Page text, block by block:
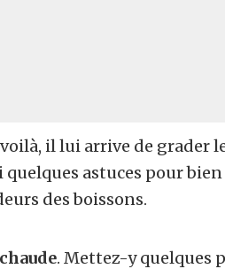
il lui arrive de grader
quelques astuces pour
des boissons.
. Mettez-y quelques